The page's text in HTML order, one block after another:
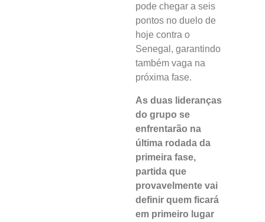
pode chegar a seis
pontos no duelo de
hoje contra o
Senegal, garantindo
também vaga na
próxima fase.
As duas lideranças
do grupo se
enfrentarão na
última rodada da
primeira fase,
partida que
provavelmente vai
definir quem ficará
em primeiro lugar